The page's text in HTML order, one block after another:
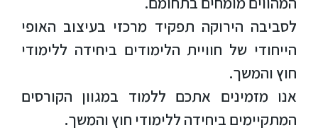
ספריה
משרתי
מילואים
וכוחות
הביטחון
לסביבה הירוקה תפקיד מרכזי בעיצוב האופי
הייחודי של חוויית הלימודים ביחידה ללימודי
חוץ והמשך.
אנו מזמינים אתכם ללמוד במגוון הקורסים
המתקיימים ביחידה ללימודי חוץ והמשך.